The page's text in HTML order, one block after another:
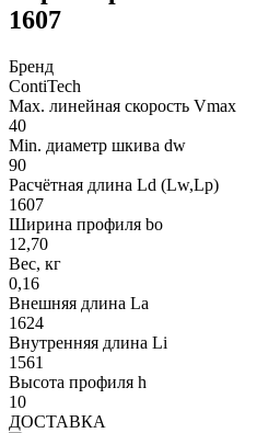
1607
Бренд
ContiTech
Max. линейная скорость Vmax
40
Min. диаметр шкива dw
90
Расчётная длина Ld (Lw,Lp)
1607
Ширина профиля bo
12,70
Вес, кг
0,16
Внешняя длина La
1624
Внутренняя длина Li
1561
Высота профиля h
10
ДОСТАВКА